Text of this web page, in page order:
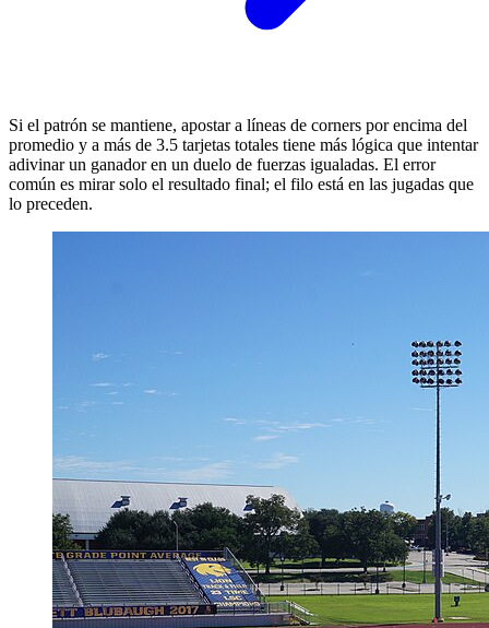
Si el patrón se mantiene, apostar a líneas de corners por encima del
promedio y a más de 3.5 tarjetas totales tiene más lógica que intentar
adivinar un ganador en un duelo de fuerzas igualadas. El error
común es mirar solo el resultado final; el filo está en las jugadas que
lo preceden.